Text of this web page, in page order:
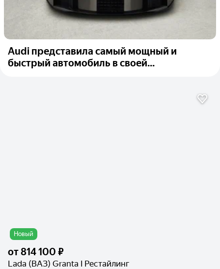
Audi представила самый мощный и
быстрый автомобиль в своей...
Новый
от814 100 ₽
Lada (ВАЗ) Granta I Рестайлинг